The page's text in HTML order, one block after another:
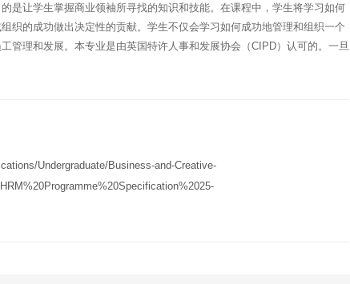
是让学生掌握商业领袖所寻找的知识和技能。在课程中，学生将学习如何
织的成功做出决定性的贡献。学生不仅会学习如何成功地管理和组织一个
管理和发展。本专业是由英国特许人事和发展协会（CIPD）认可的。一旦
Undergraduate/Business-and-Creative-